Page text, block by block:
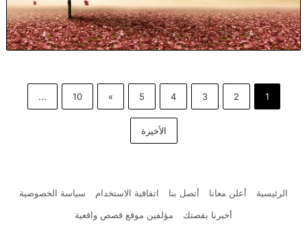
1
2
3
4
5
»
10
...
الأخيرة
الرئيسية أعلن معانا أتصل بنا اتفاقية الاستخدام
سياسة الخصوصية
أخبرنا بقصتك
مؤلفين موقع قصص واقعية